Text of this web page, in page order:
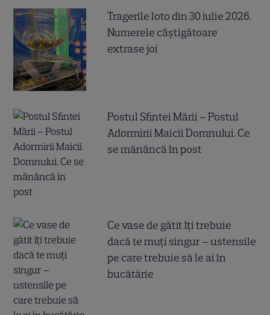
Tragerile loto din 30 iulie 2026.
Numerele câştigătoare
extrase joi
Postul Sfintei Mării – Postul
Adormirii Maicii Domnului. Ce
se mănâncă în post
Ce vase de gătit îți trebuie
dacă te muți singur – ustensile
pe care trebuie să le ai în
bucătărie